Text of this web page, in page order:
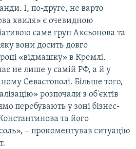
І, по-друге, не варто
хвиля» є очевидною
саме груп Аксьонова та
вони досить довго
«відмашку» в Кремлі.
не лише у самій РФ, а й у
Севастополі. Більше того,
розпочали з об'єктів
перебувають у зоні бізнес-
та його
– прокоментував ситуацію